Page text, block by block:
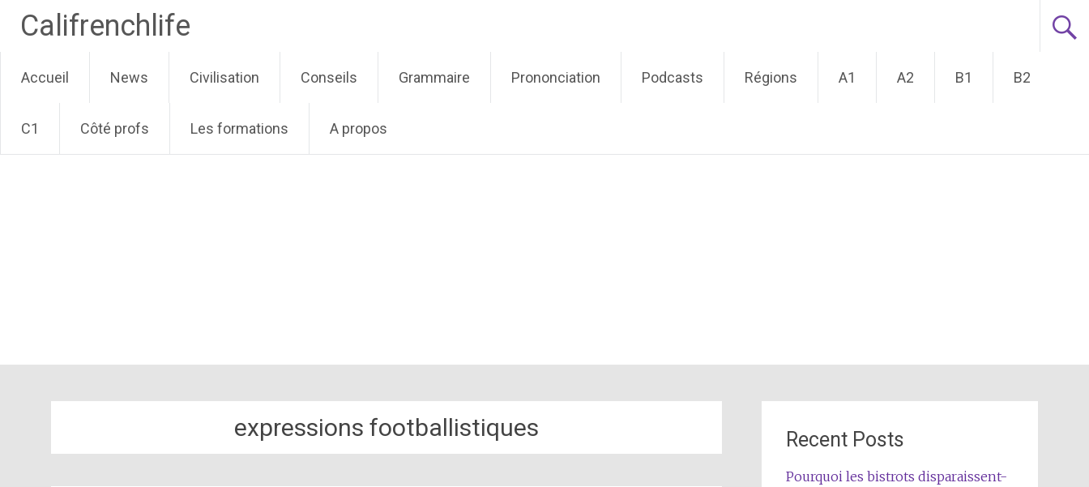
Califrenchlife
to
content
Accueil News Civilisation Conseils Grammaire Prononciation Podcasts Régions A1 A2 B1 B2
C1 Côté profs Les formations A propos
expressions footballistiques Recent Posts
Pourquoi les bistrots disparaissent-